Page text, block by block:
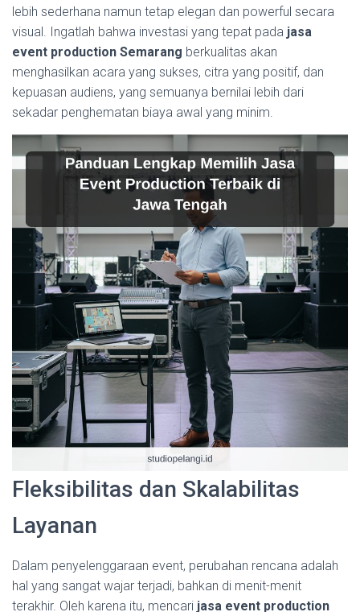
lebih sederhana namun tetap elegan dan powerful secara
visual. Ingatlah bahwa investasi yang tepat pada jasa
event production Semarang berkualitas akan
menghasilkan acara yang sukses, citra yang positif, dan
kepuasan audiens, yang semuanya bernilai lebih dari
sekadar penghematan biaya awal yang minim.
Fleksibilitas dan Skalabilitas
Layanan
Dalam penyelenggaraan event, perubahan rencana adalah
hal yang sangat wajar terjadi, bahkan di menit-menit
terakhir. Oleh karena itu, mencari jasa event production